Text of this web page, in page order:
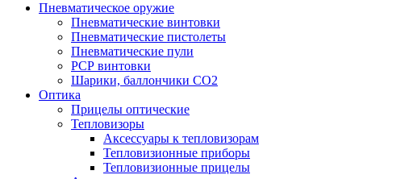
Пневматическое оружие
Пневматические винтовки
Пневматические пистолеты
Пневматические пули
РСР винтовки
Шарики, баллончики СО2
Оптика
Прицелы оптические
Тепловизоры
Аксессуары к тепловизорам
Тепловизионные приборы
Тепловизионные прицелы